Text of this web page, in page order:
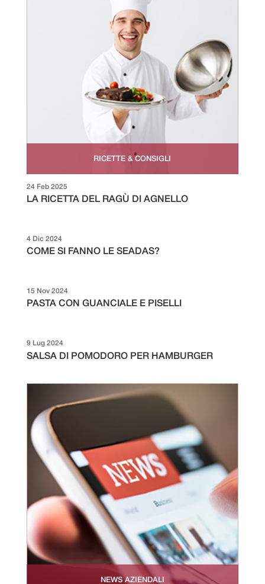
RICETTE & CONSIGLI
LA RICETTA DEL RAGÙ DI AGNELLO
24 Feb 2025
COME SI FANNO LE SEADAS?
4 Dic 2024
PASTA CON GUANCIALE E PISELLI
15 Nov 2024
SALSA DI POMODORO PER HAMBURGER
9 Lug 2024
NEWS AZIENDALI